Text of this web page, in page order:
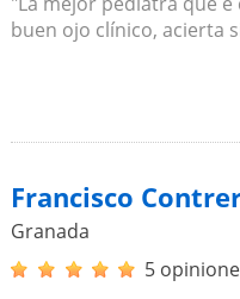
buen ojo clínico, acierta
Francisco
Granada
5